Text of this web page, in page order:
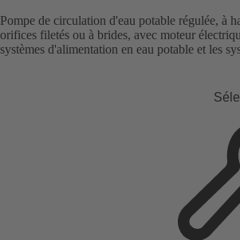
Pompe de circulation d'eau potable régulée, à
orifices filetés ou à brides, avec moteur
systèmes d'alimentation en eau potable et les